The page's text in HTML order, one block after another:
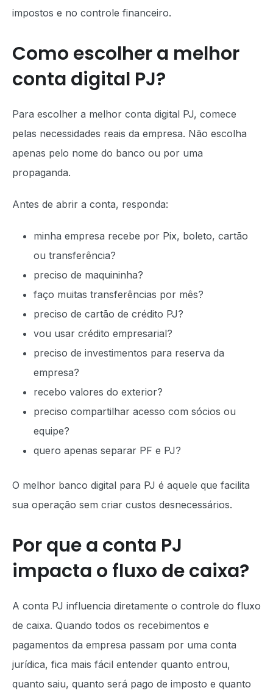
impostos e no controle financeiro.
Como escolher a melhor
conta digital PJ?
Para escolher a melhor conta digital PJ, comece
pelas necessidades reais da empresa. Não escolha
apenas pelo nome do banco ou por uma
propaganda.
Antes de abrir a conta, responda:
minha empresa recebe por Pix, boleto, cartão
ou transferência?
preciso de maquininha?
faço muitas transferências por mês?
preciso de cartão de crédito PJ?
vou usar crédito empresarial?
preciso de investimentos para reserva da
empresa?
recebo valores do exterior?
preciso compartilhar acesso com sócios ou
equipe?
quero apenas separar PF e PJ?
O melhor banco digital para PJ é aquele que facilita
sua operação sem criar custos desnecessários.
Por que a conta PJ
impacta o fluxo de caixa?
A conta PJ influencia diretamente o controle do fluxo
de caixa. Quando todos os recebimentos e
pagamentos da empresa passam por uma conta
jurídica, fica mais fácil entender quanto entrou,
quanto saiu, quanto será pago de imposto e quanto